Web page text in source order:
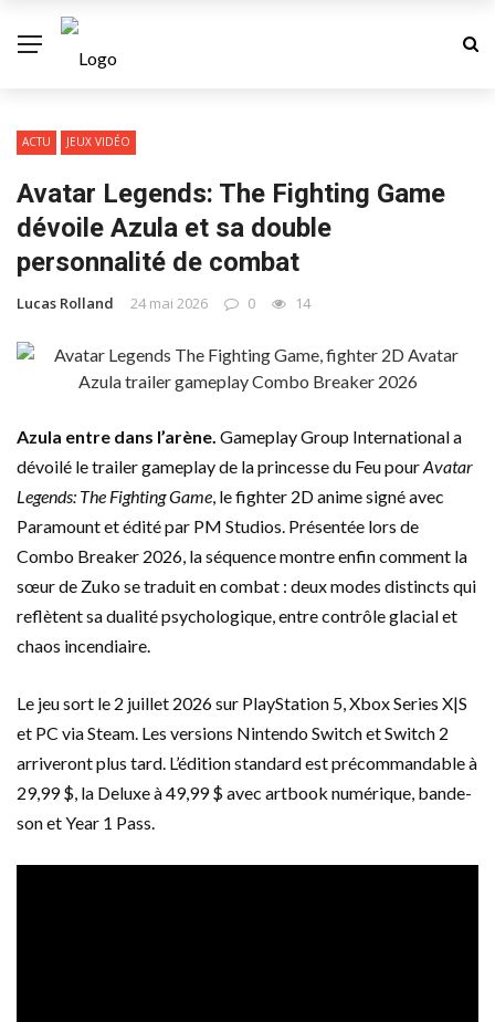
ACTU JEUX VIDÉO
Avatar Legends: The Fighting Game
dévoile Azula et sa double
personnalité de combat
Lucas Rolland 24 mai 2026 0 14
Azula entre dans l’arène. Gameplay Group International a
dévoilé le trailer gameplay de la princesse du Feu pourAvatar
Legends: The Fighting Game, le fighter 2D anime signé avec
Paramount et édité par PM Studios. Présentée lors de
Combo Breaker 2026, la séquence montre enfin comment la
sœur de Zuko se traduit en combat : deux modes distincts qui
reflètent sa dualité psychologique, entre contrôle glacial et
chaos incendiaire.
Le jeu sort le 2 juillet 2026 sur PlayStation 5, Xbox Series X|S
et PC via Steam. Les versions Nintendo Switch et Switch 2
arriveront plus tard. L’édition standard est précommandable à
29,99 $, la Deluxe à 49,99 $ avec artbook numérique, bande-
son et Year 1 Pass.